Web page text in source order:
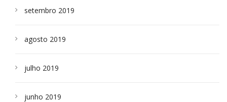
setembro 2019
agosto 2019
julho 2019
junho 2019